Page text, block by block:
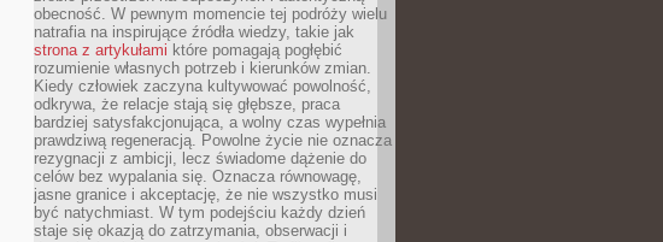
obecność. W pewnym momencie tej podróży wielu
natrafia na inspirujące źródła wiedzy, takie jak
strona z artykułami które pomagają pogłębić
rozumienie własnych potrzeb i kierunków zmian.
Kiedy człowiek zaczyna kultywować powolność,
odkrywa, że relacje stają się głębsze, praca
bardziej satysfakcjonująca, a wolny czas wypełnia
prawdziwą regeneracją. Powolne życie nie oznacza
rezygnacji z ambicji, lecz świadome dążenie do
celów bez wypalania się. Oznacza równowagę,
jasne granice i akceptację, że nie wszystko musi
być natychmiast. W tym podejściu każdy dzień
staje się okazją do zatrzymania, obserwacji i